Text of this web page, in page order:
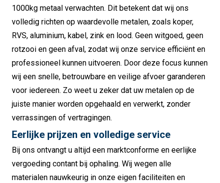
1000kg metaal verwachten. Dit betekent dat wij ons
volledig richten op waardevolle metalen, zoals koper,
RVS, aluminium, kabel, zink en lood. Geen witgoed, geen
rotzooi en geen afval, zodat wij onze service efficiënt en
professioneel kunnen uitvoeren. Door deze focus kunnen
wij een snelle, betrouwbare en veilige afvoer garanderen
voor iedereen. Zo weet u zeker dat uw metalen op de
juiste manier worden opgehaald en verwerkt, zonder
verrassingen of vertragingen.
Eerlijke prijzen en volledige service
Bij ons ontvangt u altijd een marktconforme en eerlijke
vergoeding contant bij ophaling. Wij wegen alle
materialen nauwkeurig in onze eigen faciliteiten en